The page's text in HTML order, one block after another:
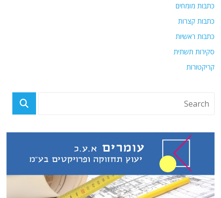
כתבות מומחים
כתבות קצרות
כתבות ראשיות
סקירות תשתית
קריקטורות